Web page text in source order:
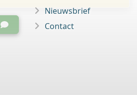
Nieuwsbrief
Contact